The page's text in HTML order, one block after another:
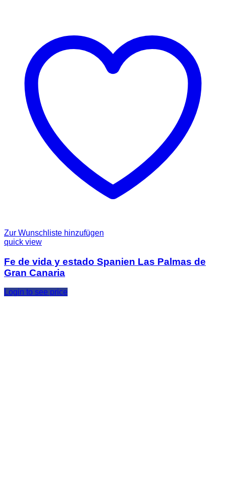
Zur Wunschliste hinzufügen
quick view
Fe de vida y estado Spanien Las Palmas de
Gran Canaria
Login to see price